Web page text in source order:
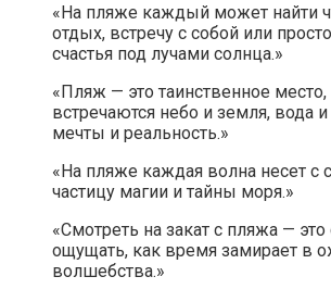
«На пляже каждый может найти
отдых, встречу с собой или
счастья под лучами солнца.»
«Пляж — это таинственное место,
встречаются небо и земля, вода и
мечты и реальность.»
«На пляже каждая волна несет с
частицу магии и тайны моря.»
«Смотреть на закат с пляжа — это
ощущать, как время замирает в
волшебства.»